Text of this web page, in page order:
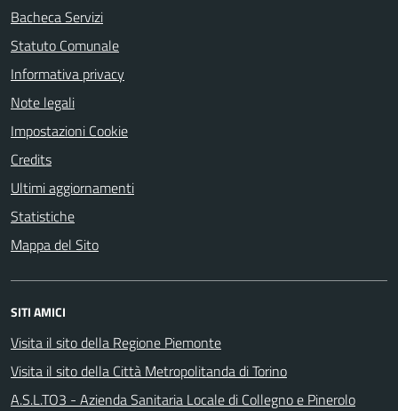
Bacheca Servizi
Statuto Comunale
Informativa privacy
Note legali
Impostazioni Cookie
Credits
Ultimi aggiornamenti
Statistiche
Mappa del Sito
SITI AMICI
Visita il sito della Regione Piemonte
Visita il sito della Città Metropolitanda di Torino
A.S.L.TO3 - Azienda Sanitaria Locale di Collegno e Pinerolo